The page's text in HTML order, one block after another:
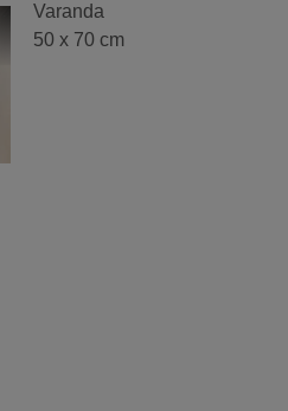
Varanda
50 x 70 cm